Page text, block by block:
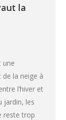
la
une
la neige à
l’hiver et
jardin, les
reste trop